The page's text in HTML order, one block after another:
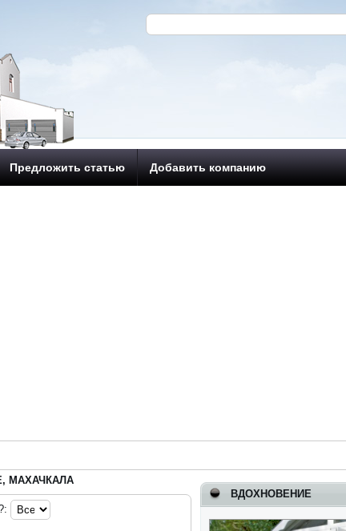
Предложить статью Добавить компанию
ВДОХНОВЕНИЕ
МАХАЧКАЛА